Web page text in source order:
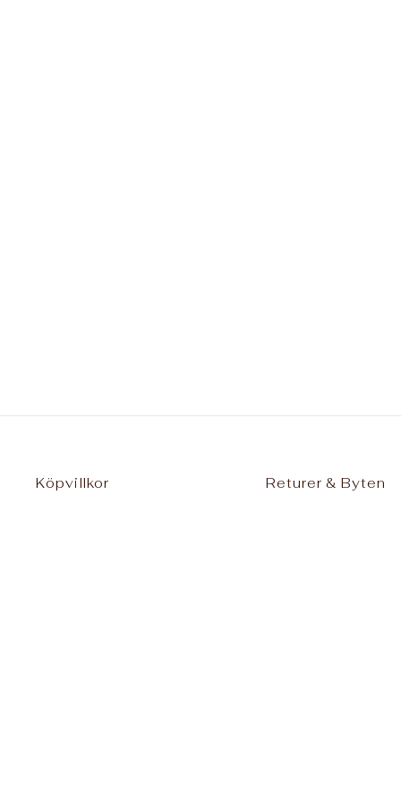
Köpvillkor Returer & Byten